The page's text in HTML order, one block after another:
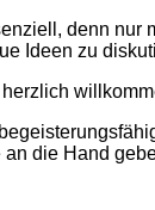
denn nur
Ideen zu
die Hand